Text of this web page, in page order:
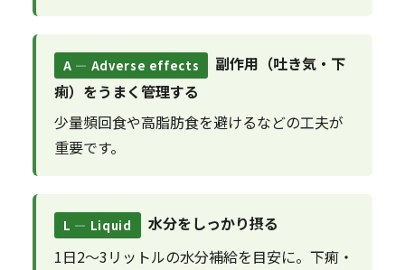
A — Adverse effects
副作用（吐き気・下
痢）をうまく管理する
少量頻回食や高脂肪食を避けるなどの工夫が
重要です。
L — Liquid
水分をしっかり摂る
1日2〜3リットルの水分補給を目安に。下痢・